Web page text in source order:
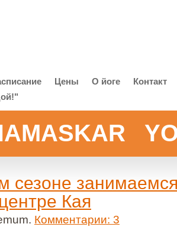
Цены O йоге
Контакт
сезоне
Кая
Комментарии: 3